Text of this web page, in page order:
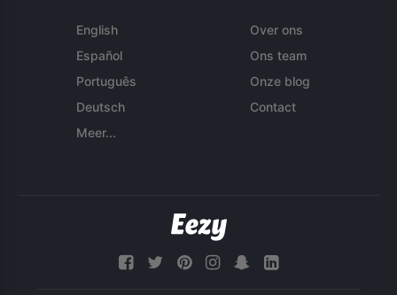
English
Español
Português
Deutsch
Meer...
Over ons
Ons team
Onze blog
Contact